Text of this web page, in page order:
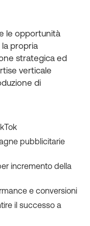
le opportunità
propria
strategica ed
verticale
di
pubblicitarie
incremento della
e conversioni
il successo a